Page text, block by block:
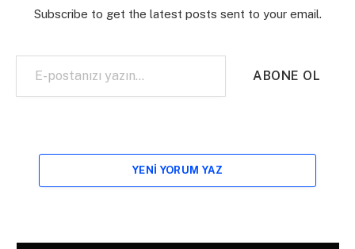
Subscribe to get the latest posts sent to your email.
E-postanızı yazın…
ABONE OL
YENI YORUM YAZ